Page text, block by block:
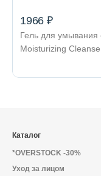
1966 ₽
Гель для умывания
Moisturizing
Каталог
*OVERSTOCK -30%
Уход за лицом